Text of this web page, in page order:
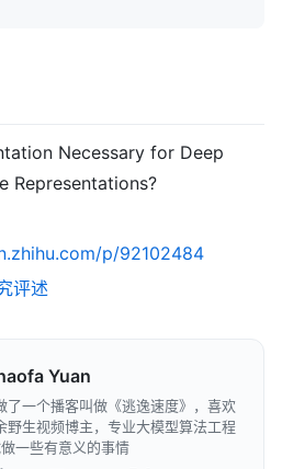
Necessary for Deep
Representations?
p/92102484
评述
Yuan
了一个播客叫做《逃逸速度》，喜欢
野生视频博主，专业大模型算法工程
一些有意义的事情